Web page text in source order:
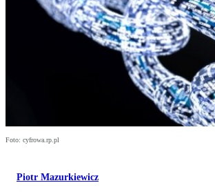
Foto: cyfrowa.rp.pl
Piotr Mazurkiewicz